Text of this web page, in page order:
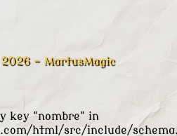
- MartusMagic
key "nombre" in
html/src/include/